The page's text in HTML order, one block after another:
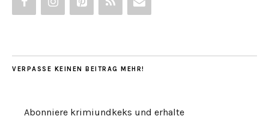
VERPASSE KEINEN BEITRAG MEHR!
Abonniere krimiundkeks und erhalte